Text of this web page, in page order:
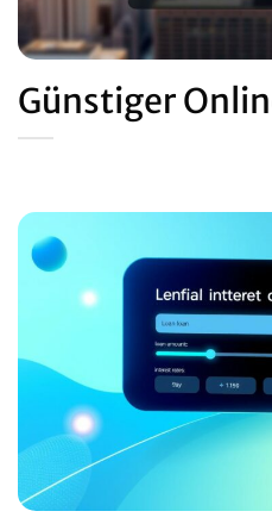
Günstiger